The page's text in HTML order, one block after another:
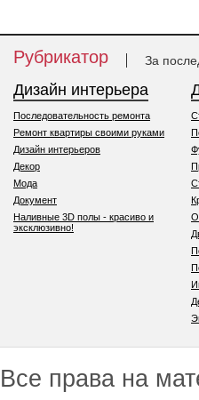
Рубрикатор За
Дизайн интерьера
Последовательность ремонта
Ремонт квартиры своими руками
Дизайн интерьеров
Декор
Мода
Документ
Наливные 3D полы - красиво и
эксклюзивно!
Все права на